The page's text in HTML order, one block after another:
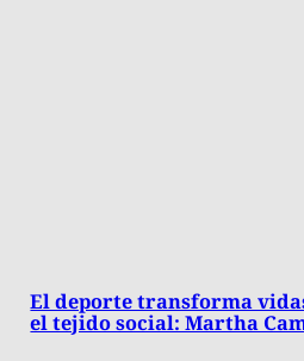
El deporte transforma
el tejido social: Martha